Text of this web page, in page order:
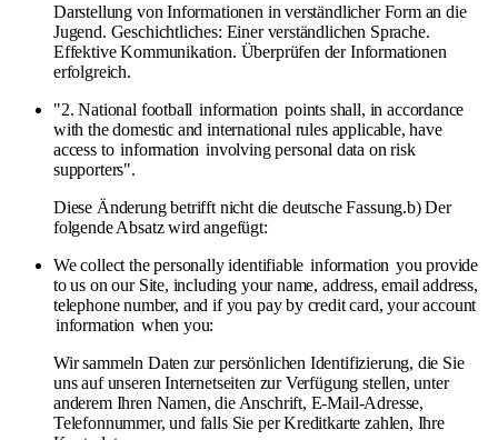
Darstellung von Informationen in verständlicher Form an die
Jugend. Geschichtliches: Einer verständlichen Sprache.
Effektive Kommunikation. Überprüfen der Informationen
erfolgreich.
"2. National football information points shall, in accordance
with the domestic and international rules applicable, have
access to information involving personal data on risk
supporters".
Diese Änderung betrifft nicht die deutsche Fassung.b) Der
folgende Absatz wird angefügt:
We collect the personally identifiable information you provide
to us on our Site, including your name, address, email address,
telephone number, and if you pay by credit card, your account
information when you:
Wir sammeln Daten zur persönlichen Identifizierung, die Sie
uns auf unseren Internetseiten zur Verfügung stellen, unter
anderem Ihren Namen, die Anschrift, E-Mail-Adresse,
Telefonnummer, und falls Sie per Kreditkarte zahlen, Ihre